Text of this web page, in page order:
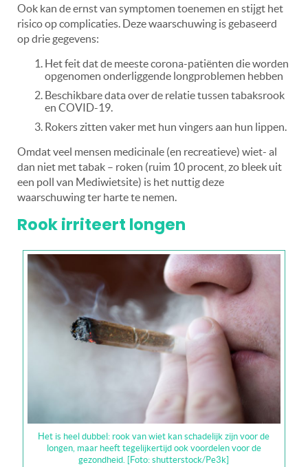
Ook kan de ernst van symptomen toenemen en stijgt het
risico op complicaties. Deze waarschuwing is gebaseerd
op drie gegevens:
Het feit dat de meeste corona-patiënten die worden
opgenomen onderliggende longproblemen hebben
Beschikbare data over de relatie tussen tabaksrook
en COVID-19.
Rokers zitten vaker met hun vingers aan hun lippen.
Omdat veel mensen medicinale (en recreatieve) wiet- al
dan niet met tabak – roken (ruim 10 procent, zo bleek uit
een poll van Mediwietsite) is het nuttig deze
waarschuwing ter harte te nemen.
Rook irriteert longen
Het is heel dubbel: rook van wiet kan schadelijk zijn voor de
longen, maar heeft tegelijkertijd ook voordelen voor de
gezondheid. [Foto: shutterstock/Pe3k]